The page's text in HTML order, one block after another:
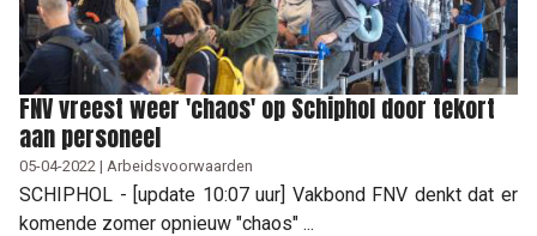
FNV vreest weer 'chaos' op Schiphol door tekort
aan personeel
05-04-2022 | Arbeidsvoorwaarden
SCHIPHOL - [update 10:07 uur] Vakbond FNV denkt dat er
komende zomer opnieuw "chaos" ...